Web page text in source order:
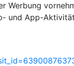
Werbung
und App-